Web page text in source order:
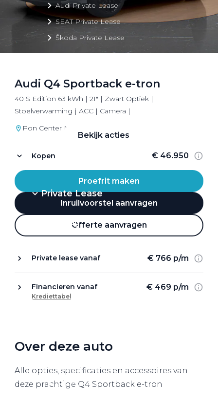
Audi Private Lease
SEAT Private Lease
Škoda Private Lease
Bekijk alle aanbiedingen
Bekijk acties
Private Lease
Terug
Berijdersinfo
Lease acties
Lease a Bike
Audi Q4 Sportback e-tron
40 S Edition 63 kWh | 21" | Zwart Optiek |
Stoelverwarming | ACC | Camera |
Pon Center Naarden
Kopen € 46.950
Proefrit maken
Inruilvoorstel aanvragen
Offerte aanvragen
Private lease vanaf € 766 p/m
Financieren vanaf € 469 p/m
Krediettabel
Over deze auto
Alle opties, specificaties en accessoires van
deze prachtige Q4 Sportback e-tron